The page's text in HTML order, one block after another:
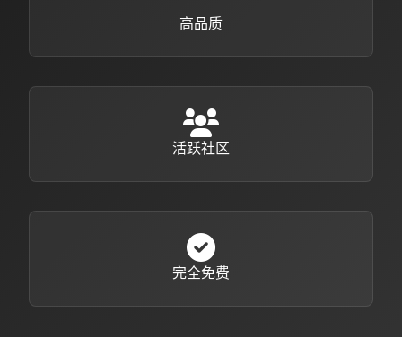
高品质
活跃社区
完全免费